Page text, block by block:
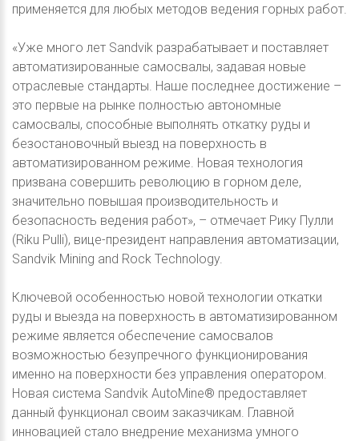
применяется для любых методов ведения горных работ.
«Уже много лет Sandvik разрабатывает и поставляет
автоматизированные самосвалы, задавая новые
отраслевые стандарты. Наше последнее достижение –
это первые на рынке полностью автономные
самосвалы, способные выполнять откатку руды и
безостановочный выезд на поверхность в
автоматизированном режиме. Новая технология
призвана совершить революцию в горном деле,
значительно повышая производительность и
безопасность ведения работ», – отмечает Рику Пулли
(Riku Pulli), вице-президент направления автоматизации,
Sandvik Mining and Rock Technology.
Ключевой особенностью новой технологии откатки
руды и выезда на поверхность в автоматизированном
режиме является обеспечение самосвалов
возможностью безупречного функционирования
именно на поверхности без управления оператором.
Новая система Sandvik AutoMine® предоставляет
данный функционал своим заказчикам. Главной
инновацией стало внедрение механизма умного